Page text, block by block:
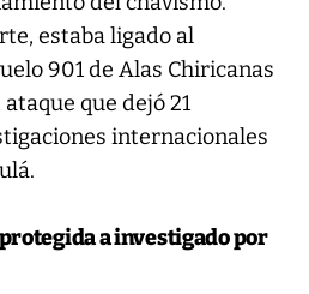
estaba ligado al
901 de Alas Chiricanas
que dejó 21
internacionales
a investigado por